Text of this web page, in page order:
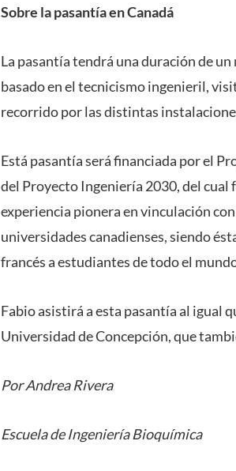
Sobre la pasantía en Canadá
La pasantía tendrá una duración de
basado en el tecnicismo ingenieril,
recorrido por las distintas
Está pasantía será financiada por el
del Proyecto Ingeniería 2030, del cual
experiencia pionera en vinculación
universidades canadienses, siendo
francés a estudiantes de todo el
Fabio asistirá a esta pasantía al igual
Universidad de Concepción, que
Por Andrea Rivera
Escuela de Ingeniería Bioquímica